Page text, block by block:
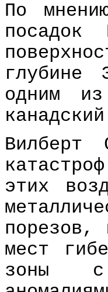
По
посадок
глубине
одним
Вилберт
этих
порезов,
мест
зоны с